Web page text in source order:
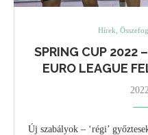
Hírek,
SPRING CUP 2022
EURO LEAGUE
Új szabályok – ‘régi’